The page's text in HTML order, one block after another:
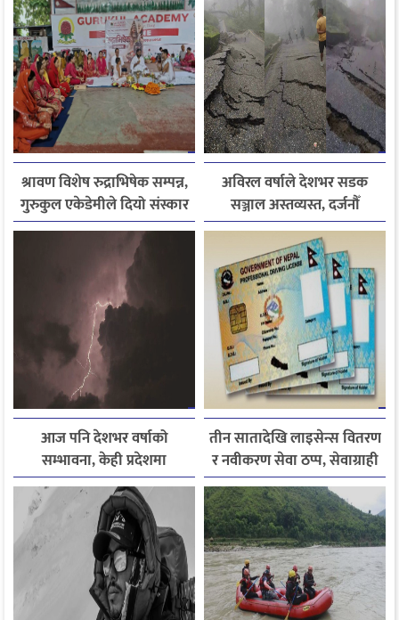
श्रावण विशेष रुद्राभिषेक सम्पन्न,
गुरुकुल एकेडेमीले दियो संस्कार
र नैतिक शिक्षाको सन्देश
अविरल वर्षाले देशभर सडक
सञ्जाल अस्तव्यस्त, दर्जनौँ
राजमार्ग अवरुद्ध
आज पनि देशभर वर्षाको
सम्भावना, केही प्रदेशमा
भारीदेखि धेरै भारी वर्षा हुने
चेतावनी
तीन सातादेखि लाइसेन्स वितरण
र नवीकरण सेवा ठप्प, सेवाग्राही
सास्तीमा